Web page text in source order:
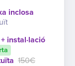
inclosa
instal·lació
150€